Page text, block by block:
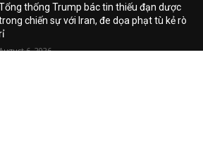
thống Trump bác tin thiếu đạn dược
chiến sự với Iran, đe dọa phạt tù kẻ rò
6, 2026